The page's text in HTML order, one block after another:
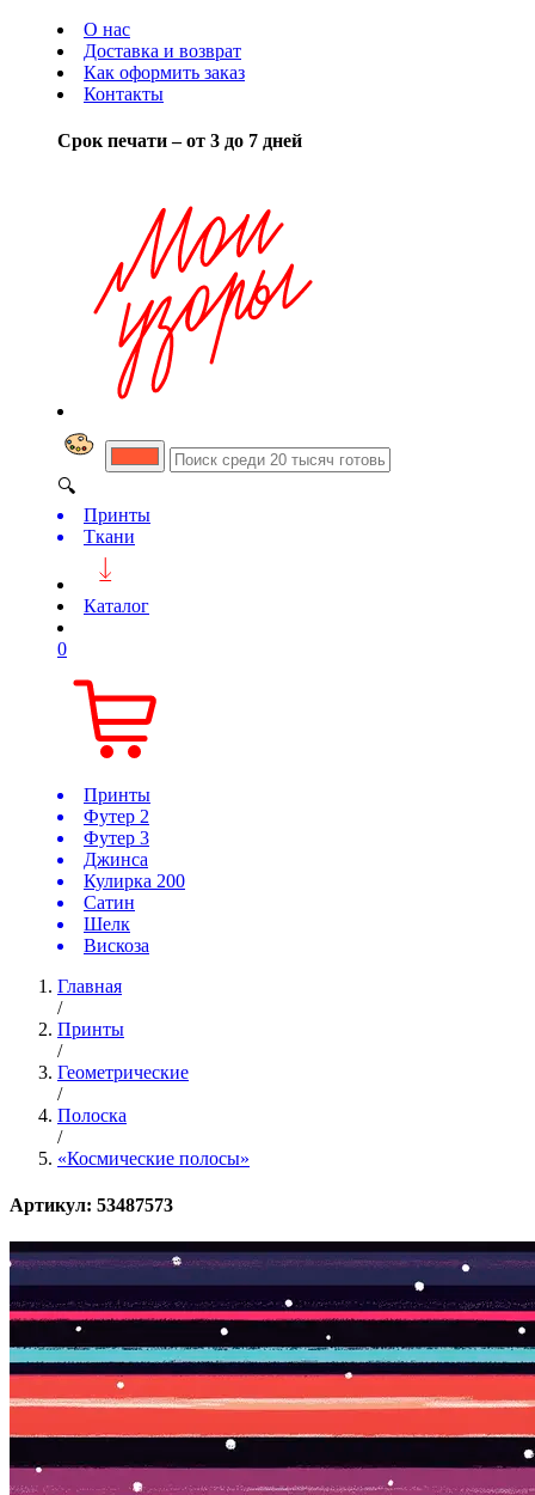
О нас
Доставка и возврат
Как оформить заказ
Контакты
Срок печати – от 3 до 7 дней
🔍
Принты
Ткани
Каталог
0
Принты
Футер 2
Футер 3
Джинса
Кулирка 200
Сатин
Шелк
Вискоза
Главная
/
Принты
/
Геометрические
/
Полоска
/
«Космические полосы»
Артикул: 53487573